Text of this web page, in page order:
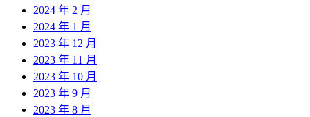
2024 年 2 月
2024 年 1 月
2023 年 12 月
2023 年 11 月
2023 年 10 月
2023 年 9 月
2023 年 8 月